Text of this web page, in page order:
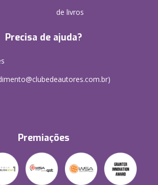
de livros
Precisa de ajuda?
Premiações